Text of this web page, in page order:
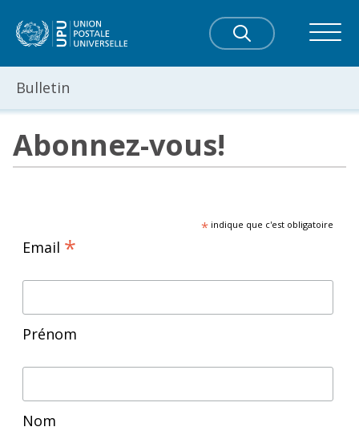
Bulletin
Abonnez-vous!
*indique que c'est obligatoire
Email *
Prénom
Nom